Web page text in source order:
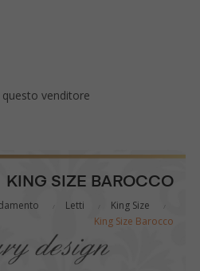
questo venditore
KING SIZE BAROCCO
Letti
King Size
King Size Barocco